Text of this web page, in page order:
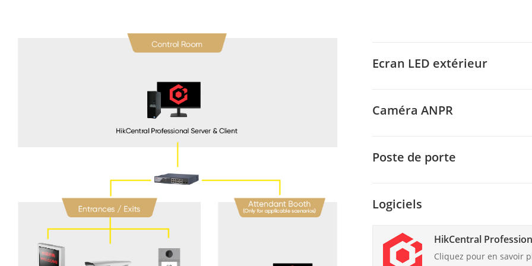
Ecran LED extérieur
Caméra ANPR
Poste de porte
HikCentral
Cliquez pour en savoir
Logiciels